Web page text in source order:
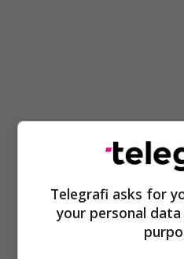
Telegrafi asks for
your personal